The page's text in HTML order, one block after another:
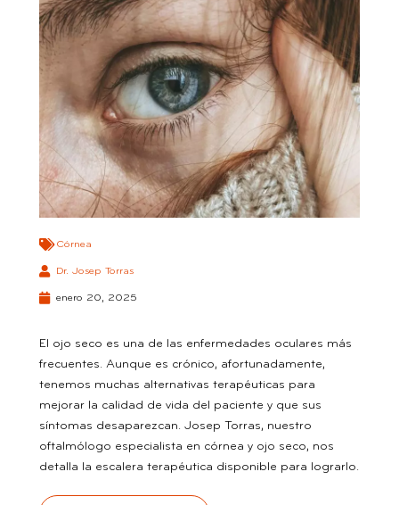
Córnea
Dr. Josep Torras
enero 20, 2025
El ojo seco es una de las enfermedades oculares más
frecuentes. Aunque es crónico, afortunadamente,
tenemos muchas alternativas terapéuticas para
mejorar la calidad de vida del paciente y que sus
síntomas desaparezcan. Josep Torras, nuestro
oftalmólogo especialista en córnea y ojo seco, nos
detalla la escalera terapéutica disponible para lograrlo.